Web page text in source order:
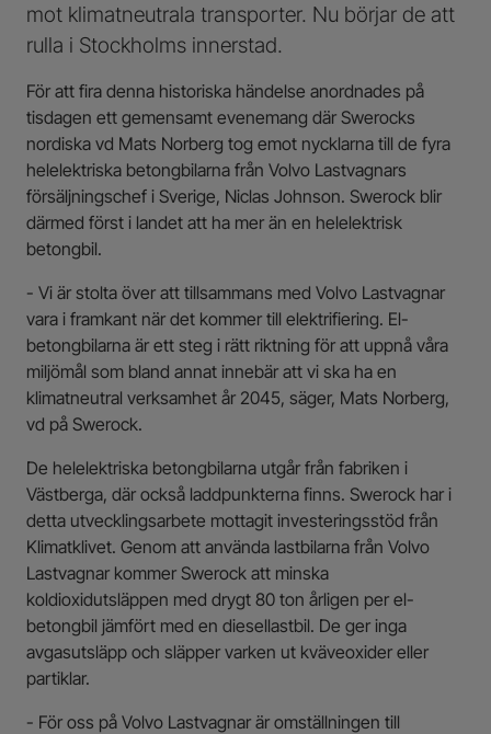
mot klimatneutrala transporter. Nu börjar de att
rulla i Stockholms innerstad.
För att fira denna historiska händelse anordnades på
tisdagen ett gemensamt evenemang där Swerocks
nordiska vd Mats Norberg tog emot nycklarna till de fyra
helelektriska betongbilarna från Volvo Lastvagnars
försäljningschef i Sverige, Niclas Johnson. Swerock blir
därmed först i landet att ha mer än en helelektrisk
betongbil.
- Vi är stolta över att tillsammans med Volvo Lastvagnar
vara i framkant när det kommer till elektrifiering. El-
betongbilarna är ett steg i rätt riktning för att uppnå våra
miljömål som bland annat innebär att vi ska ha en
klimatneutral verksamhet år 2045, säger, Mats Norberg,
vd på Swerock.
De helelektriska betongbilarna utgår från fabriken i
Västberga, där också laddpunkterna finns. Swerock har i
detta utvecklingsarbete mottagit investeringsstöd från
Klimatklivet. Genom att använda lastbilarna från Volvo
Lastvagnar kommer Swerock att minska
koldioxidutsläppen med drygt 80 ton årligen per el-
betongbil jämfört med en diesellastbil. De ger inga
avgasutsläpp och släpper varken ut kväveoxider eller
partiklar.
- För oss på Volvo Lastvagnar är omställningen till